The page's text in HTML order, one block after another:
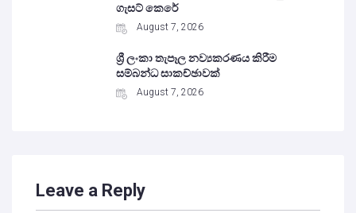
ගැසට් කෙරේ
August 7, 2026
ශ්‍රී ලංකා තැපෑල නව්‍යකරණය කිරීම
සම්බන්ධ සාකච්ඡාවක්
August 7, 2026
Leave a Reply